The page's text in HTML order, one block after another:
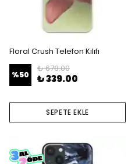
Floral Crush Telefon Kılıfı
%50
₺ 678.00
₺ 339.00
SEPETE EKLE